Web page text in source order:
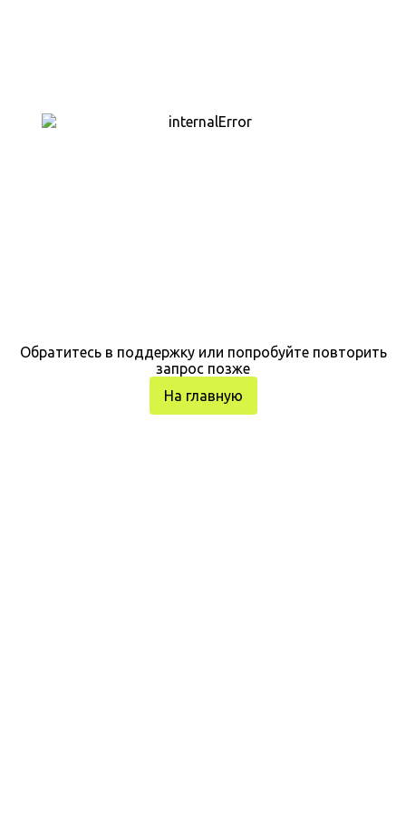
Обратитесь в поддержку или попробуйте повторить
запрос позже
На главную